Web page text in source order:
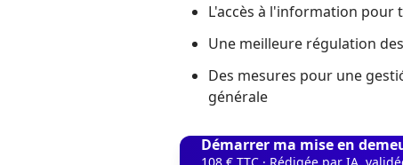
L'accès à l'information pour
Une meilleure régulation
Des mesures pour une
générale
Démarrer ma mise en
108 € TTC · Rédigée par IA,